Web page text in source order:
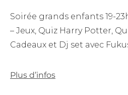
Soirée grands enfants 19-
– Jeux, Quiz Harry Potter,
Cadeaux et Dj set avec
Plus d’infos